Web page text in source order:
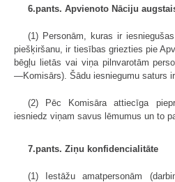
6.pants. Apvienoto Nāciju
(1) Personām, kuras ir
piešķiršanu, ir tiesības griezties pie
bēgļu lietās vai viņa pilnvarotām
—Komisārs). Šādu iesniegumu saturs ir
(2) Pēc Komisāra attiecīga
iesniedz viņam savus lēmumus un to
7.pants. Ziņu konfidencialitāte
(1) Iestāžu amatpersonām